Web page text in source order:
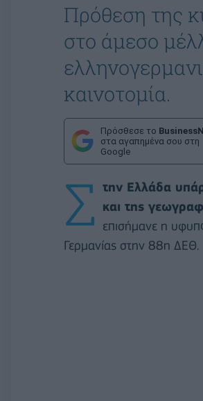
Πρόθεση της
στο άμεσο
καινοτομία.
Πρόσθεσε το
στα αγαπημένα σου στη
Google
Σ την Ελλάδα
και της
επισήμανε η
Γερμανίας στην 88η ΔΕΘ.